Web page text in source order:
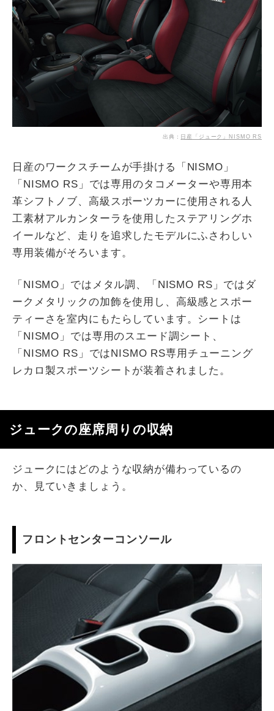
出典： 日産「ジューク」NISMO RS
日産のワークスチームが手掛ける「NISMO」
「NISMO RS」では専用のタコメーターや専用本
革シフトノブ、高級スポーツカーに使用される人
工素材アルカンターラを使用したステアリングホ
イールなど、走りを追求したモデルにふさわしい
専用装備がそろいます。
「NISMO」ではメタル調、「NISMO RS」ではダ
ークメタリックの加飾を使用し、高級感とスポー
ティーさを室内にもたらしています。シートは
「NISMO」では専用のスエード調シート、
「NISMO RS」ではNISMO RS専用チューニング
レカロ製スポーツシートが装着されました。
ジュークの座席周りの収納
ジュークにはどのような収納が備わっているの
か、見ていきましょう。
フロントセンターコンソール